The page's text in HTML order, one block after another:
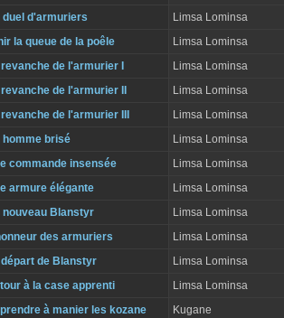
duel d'armuriers
Limsa Lominsa
la queue de la poêle
Limsa Lominsa
revanche de l'armurier I
Limsa Lominsa
revanche de l'armurier II
Limsa Lominsa
revanche de l'armurier III
Limsa Lominsa
homme brisé
Limsa Lominsa
commande insensée
Limsa Lominsa
armure élégante
Limsa Lominsa
nouveau Blanstyr
Limsa Lominsa
des armuriers
Limsa Lominsa
départ de Blanstyr
Limsa Lominsa
à la case apprenti
Limsa Lominsa
à manier les kozane
Kugane